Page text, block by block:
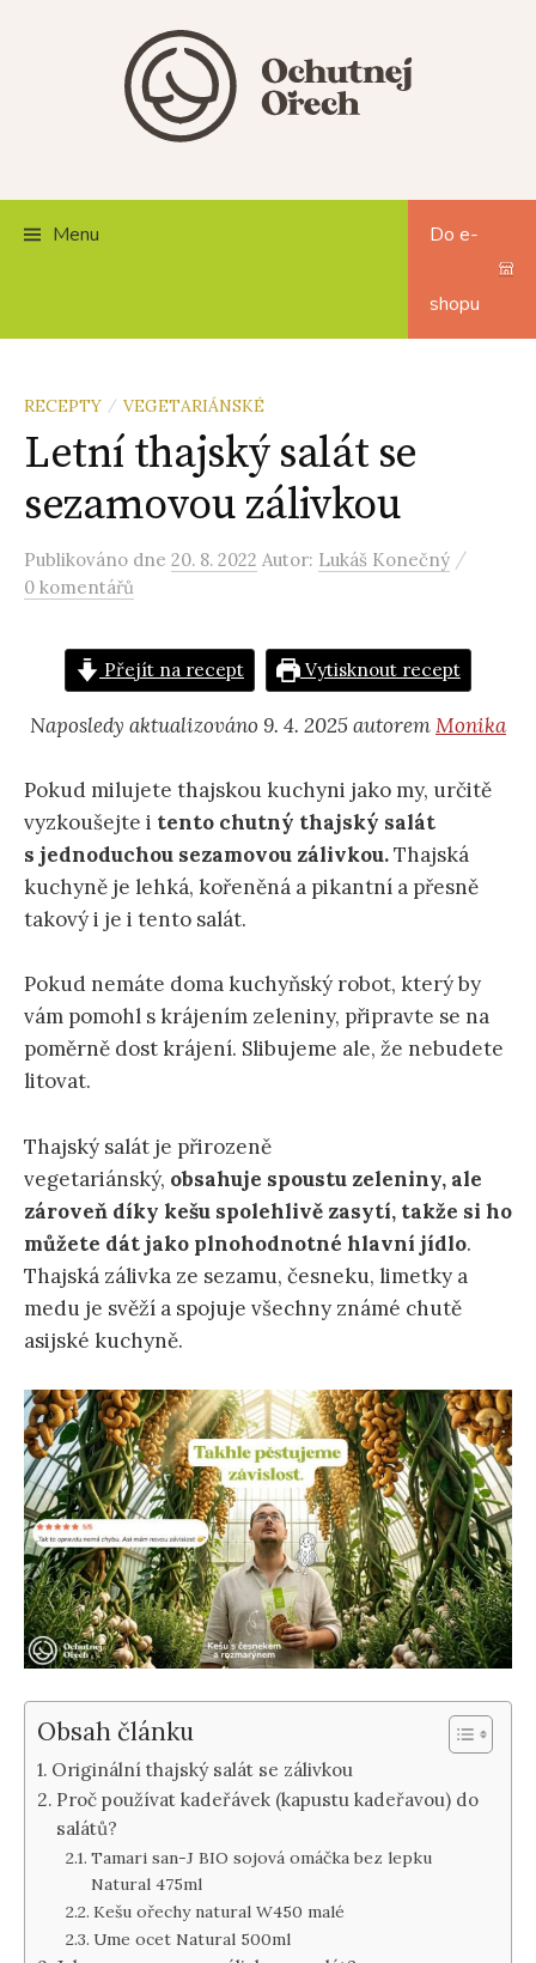
Menu Do e-
shopu
RECEPTY / VEGETARIÁNSKÉ
Letní thajský salát se
sezamovou zálivkou
Publikováno dne 20. 8. 2022 Autor: Lukáš Konečný /
0 komentářů
Přejít na recept Vytisknout recept
Naposledy aktualizováno 9. 4. 2025 autoremMonika
Pokud milujete thajskou kuchyni jako my, určitě
vyzkoušejte i tento chutný thajský salát
s jednoduchou sezamovou zálivkou.Thajská
kuchyně je lehká, kořeněná a pikantní a přesně
takový i je i tento salát.
Pokud nemáte doma kuchyňský robot, který by
vám pomohl s krájením zeleniny, připravte se na
poměrně dost krájení. Slibujeme ale, že nebudete
litovat.
Thajský salát je přirozeně
vegetariánský, obsahuje spoustu zeleniny, ale
zároveň díky kešu spolehlivě zasytí, takže si ho
můžete dát jako plnohodnotné hlavní jídlo.
Thajská zálivka ze sezamu, česneku, limetky a
medu je svěží a spojuje všechny známé chutě
asijské kuchyně.
Obsah článku
Originální thajský salát se zálivkou
Proč používat kadeřávek (kapustu kadeřavou) do
salátů?
Tamari san-J BIO sojová omáčka bez lepku
Natural 475ml
Kešu ořechy natural W450 malé
Ume ocet Natural 500ml